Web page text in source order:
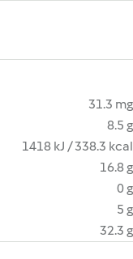
31.3 mg
8.5 g
1418 kJ / 338.3 kcal
16.8 g
0 g
5 g
32.3 g